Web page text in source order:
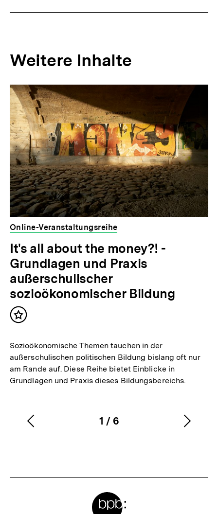
Weitere Inhalte
Inhaltskarousell
für
weitere
Inhalte
Inhaltskarussell
überspringen
Online-Veranstaltungsreihe
It's all about the money?! -
Grundlagen und Praxis
außerschulischer
sozioökonomischer Bildung
Inhalt
Sozioökonomische Themen tauchen in der
außerschulischen politischen Bildung bislang oft nur
am Rande auf. Diese Reihe bietet Einblicke in
Grundlagen und Praxis dieses Bildungsbereichs.
Karussellinhalt
1
von
/ 6
Vorherigen